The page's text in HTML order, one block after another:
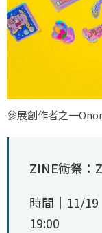
參展創作者之一
ZINE術祭：
時間｜11/
19:00